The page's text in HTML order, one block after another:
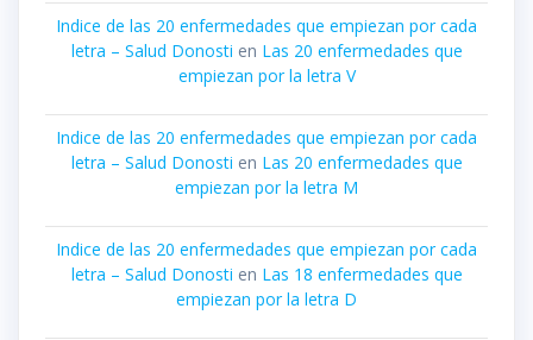
Indice de las 20 enfermedades que empiezan por cada
letra – Salud Donosti en Las 20 enfermedades que
empiezan por la letra V
Indice de las 20 enfermedades que empiezan por cada
letra – Salud Donosti en Las 20 enfermedades que
empiezan por la letra M
Indice de las 20 enfermedades que empiezan por cada
letra – Salud Donosti en Las 18 enfermedades que
empiezan por la letra D